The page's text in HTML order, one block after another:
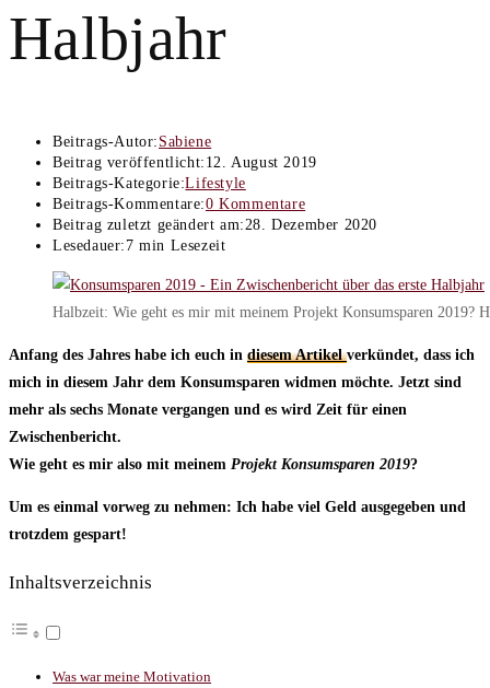
Halbjahr
Beitrags-Autor: Sabiene
Beitrag veröffentlicht: 12. August 2019
Beitrags-Kategorie:Lifestyle
Beitrags-Kommentare:0 Kommentare
Beitrag zuletzt geändert am:28. Dezember 2020
Lesedauer: 7 min Lesezeit
Halbzeit: Wie geht es mir mit meinem Projekt Konsumsparen 2019?
Anfang des Jahres habe ich euch in diesem Artikelverkündet, dass ich
mich in diesem Jahr dem Konsumsparen widmen möchte. Jetzt sind
mehr als sechs Monate vergangen und es wird Zeit für einen
Zwischenbericht.
Wie geht es mir also mit meinem Projekt Konsumsparen 2019?
Um es einmal vorweg zu nehmen: Ich habe viel Geld ausgegeben und
trotzdem gespart!
Inhaltsverzeichnis
Was war meine Motivation